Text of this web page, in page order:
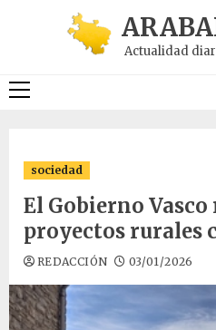
Actualidad
Menú
sociedad
El Gobierno Vasco
proyectos rurales
REDACCIÓN 03/01/2026